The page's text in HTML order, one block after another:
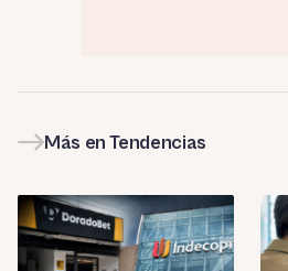
Más en Tendencias